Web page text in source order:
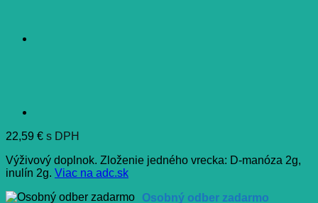
22,59 € s DPH
Výživový doplnok. Zloženie jedného vrecka: D-manóza 2g,
inulín 2g. Viac na adc.sk
Osobný odber zadarmo